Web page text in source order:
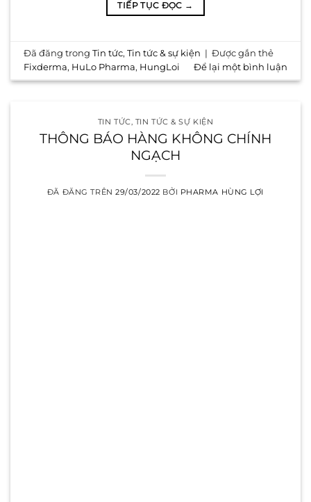
TIẾP TỤC ĐỌC →
Đã đăng trongTin tức,Tin tức & sự kiện | Được gắn thẻ
Fixderma, HuLo Pharma, HungLoi Để lại một bình luận
TIN TỨC, TIN TỨC & SỰ KIỆN
THÔNG BÁO HÀNG KHÔNG CHÍNH
NGẠCH
ĐÃ ĐĂNG TRÊN29/03/2022 BỞI PHARMA HÙNG LỢI